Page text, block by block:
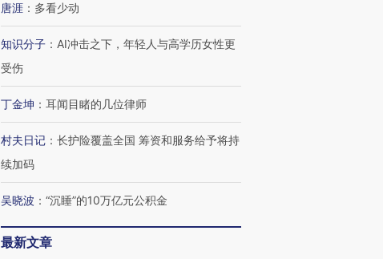
唐涯 ： 多看少动
知识分子 ： AI冲击之下，年轻人与高学历女性更
受伤
丁金坤 ： 耳闻目睹的几位律师
村夫日记 ： 长护险覆盖全国 筹资和服务给予将持
续加码
吴晓波 ： “沉睡”的10万亿元公积金
最新文章